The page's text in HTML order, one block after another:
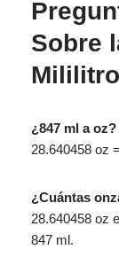
Sobre
¿847 ml a oz?
28.640458 oz
¿Cuántas
28.640458 oz
847 ml.